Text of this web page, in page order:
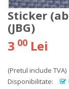
Sticker
(JBG)
3 00 Lei
(Pretul include TVA)
Disponibilitate: